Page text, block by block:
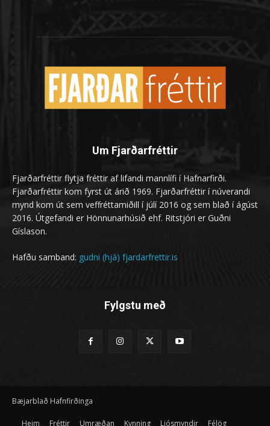
Um Fjarðarfréttir
Fjarðarfréttir flytja fréttir af lifandi mannlífi í Hafnarfirði.
Fjarðarfréttir kom fyrst út árið 1969. Fjarðarfréttir í núverandi
mynd kom út sem veffréttamiðill í júlí 2016 og sem blað í ágúst
2016. Útgefandi er Hönnunarhúsið ehf. Ritstjóri er Guðni
Gíslason.
Hafðu samband: gudni (hjá) fjardarfrettir.is
Fylgstu með
Bæjarblað Hafnfirðinga
Heim Fréttir Umræðan Kynning Ljósmyndir Félög